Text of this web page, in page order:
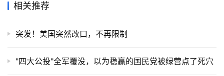
相关推荐
突发！美国突然改口，不再限制
"四大公投"全军覆没，以为稳赢的国民党被绿营点了死穴